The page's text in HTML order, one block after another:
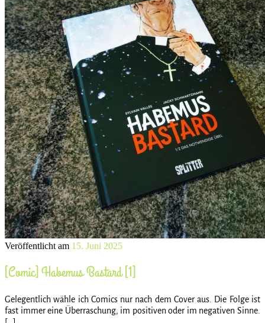
Veröffentlicht am 15. Juni 2025
[Comic] Habemus Bastard [1]
Gelegentlich wähle ich Comics nur nach dem Cover aus. Die Folge ist
fast immer eine Überraschung, im positiven oder im negativen Sinne.